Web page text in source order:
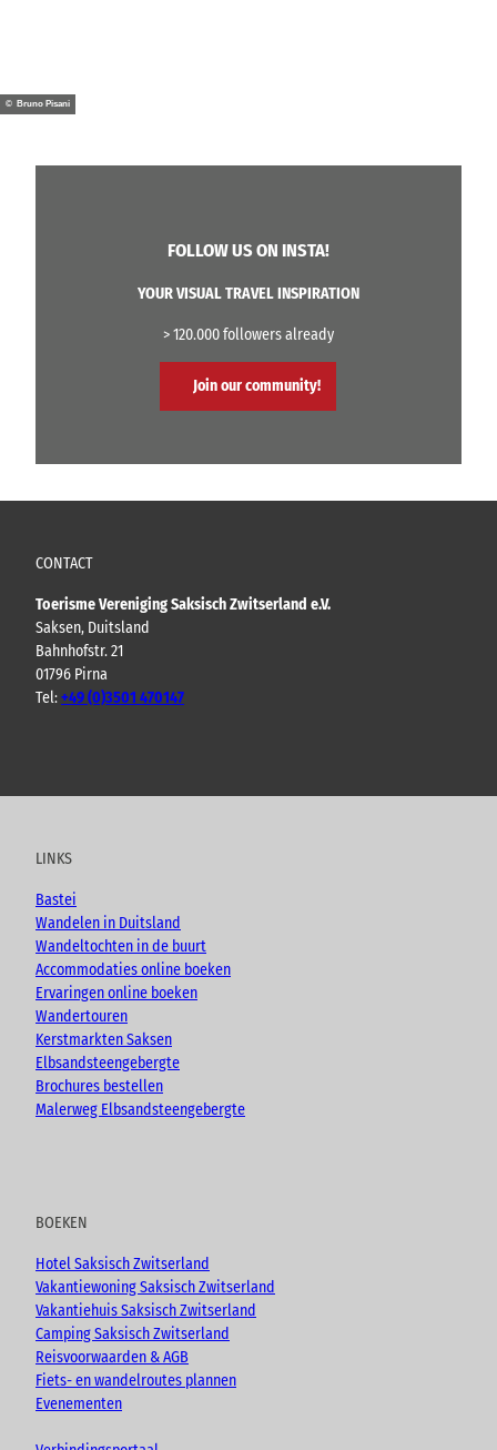
© Bruno Pisani
FOLLOW US ON INSTA!
YOUR VISUAL TRAVEL INSPIRATION
> 120.000 followers already
Join our community!
CONTACT
Toerisme Vereniging Saksisch Zwitserland e.V.
Saksen, Duitsland
Bahnhofstr. 21
01796 Pirna
Tel:+49 (0)3501 470147
u
e
c
o
k
s
a
m
o
LINKS
Bastei
Wandelen in Duitsland
Wandeltochten in de buurt
Accommodaties online boeken
Ervaringen online boeken
Wandertouren
Kerstmarkten Saksen
Elbsandsteengebergte
Brochures bestellen
Malerweg Elbsandsteengebergte
BOEKEN
Hotel Saksisch Zwitserland
Vakantiewoning Saksisch Zwitserland
Vakantiehuis Saksisch Zwitserland
Camping Saksisch Zwitserland
Reisvoorwaarden & AGB
Fiets- en wandelroutes plannen
Evenementen